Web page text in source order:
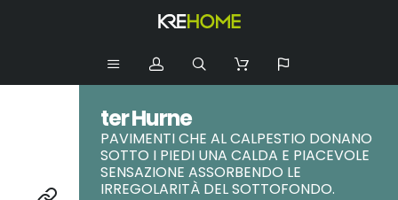
ter Hurne
PAVIMENTI CHE AL CALPESTIO DONANO
SOTTO I PIEDI UNA CALDA E PIACEVOLE
SENSAZIONE ASSORBENDO LE
IRREGOLARITÀ DEL SOTTOFONDO.